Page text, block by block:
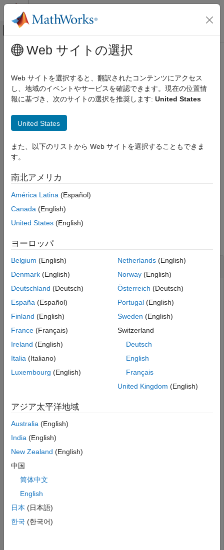
コンテンツへスキップ
オフキャンバス ナビゲーション メ
ドキュメンテーションのホーム
Simulink Real-Time
Control and Instrumentation
Simulink Real-Time
Control and Instrumentation
Real-Time Application Instruments
addForMATLAB
Examples
Version History
See Also
メインコンテンツ
addForMATLAB
Add an instrument to a target object for MATLAB data
Since R2026a
Syntax
Description
adds an instrument to a
example
Examples
collapse all
Add Instrument for MATLAB Data
When you add instruments to Target objects for data in
MATLAB, the signal data from the instruments is added to
Create target object and connect to target computer.
Open model and configure model for target computer.
from real-time application.
objTarg = slrealtime;
model = 'slrt_ex_osc'
openExample(model);
modelSTF = getSTFName(objTarg);
slbuild(model);
mldatxname =
objTargInst = slrealtime.Instrument(mldatxname);
data.
Web サイトの選択
Web サイトを選択すると、翻訳されたコンテンツにアクセス
し、地域のイベントやサービスを確認できます。現在の位置情
報に基づき、次のサイトの選択を推奨します: United States
United States
また、以下のリストから Web サイトを選択することもできま
す。
南北アメリカ
América Latina (Español)
Canada (English)
United States (English)
ヨーロッパ
Belgium (English)
Denmark (English)
Deutschland (Deutsch)
España (Español)
Finland (English)
France (Français)
Ireland (English)
Italia (Italiano)
Luxembourg (English)
Netherlands(English)
Norway(English)
Österreich (Deutsch)
Portugal(English)
Sweden (English)
Switzerland
Deutsch
English
Français
United Kingdom (English)
アジア太平洋地域
Australia (English)
India (English)
New Zealand (English)
中国
简体中文
English
日本 (日本語)
한국 (한국어)